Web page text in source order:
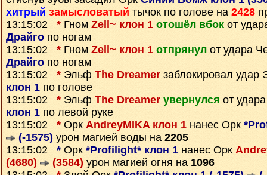
хитрый замысловатый тычок по голове на 2428
13:15:02 * Гном Zell~ клон 1 отошёл вбок от
Драйго по ногам
13:15:02 * Гном Zell~ клон 1 отпрянул от удара
Драйго по ногам
13:15:02 * Эльф The Dreamer заблокировал
клон 1 по голове
13:15:02 * Эльф The Dreamer увернулся от
клон 1 по левой руке
13:15:02 * Орк AndreyMIKA клон 1 нанес Орк
(-1575) урон магией воды на 2205
13:15:02 * Орк *Profilight* клон 1 нанес Орк
(4680)
(3584) урон магией огня на 1096